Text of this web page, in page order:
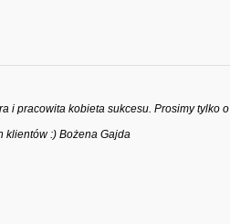
i pracowita kobieta sukcesu. Prosimy tylko
klientów :) Bożena Gajda